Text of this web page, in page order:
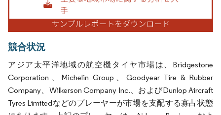
競合状況
アジア太平洋地域の航空機タイヤ市場は、Bridgestone
Corporation、Michelin Group、Goodyear Tire & Rubber
Company、Wilkerson Company Inc.、およびDunlop Aircraft
Tyres Limitedなどのプレーヤーが市場を支配する寡占状態